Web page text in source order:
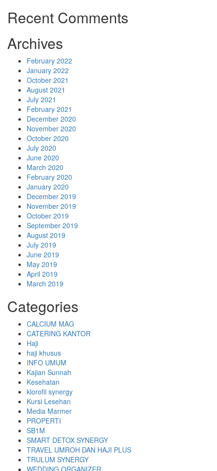
Recent Comments
Archives
February 2022
January 2022
October 2021
August 2021
July 2021
February 2021
December 2020
November 2020
October 2020
July 2020
June 2020
March 2020
February 2020
January 2020
December 2019
November 2019
October 2019
September 2019
August 2019
July 2019
June 2019
May 2019
April 2019
March 2019
Categories
CALCIUM MAG
CATERING KANTOR
Haji
haji khusus
INFO UMUM
Kajian Sunnah
Kesehatan
klorofil synergy
Kursi Lesehan
Media Marmer
PROPERTI
SB1M
SMART DETOX SYNERGY
TRAVEL UMROH DAN HAJI PLUS
TRULUM SYNERGY
WEDDING ORGANIZER